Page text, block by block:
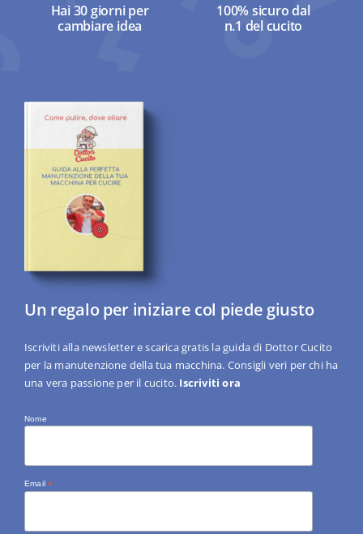
Hai 30 giorni per
cambiare idea
100% sicuro dal
n.1 del cucito
Un regalo per iniziare col piede giusto
Iscriviti alla newsletter e scarica gratis la guida di Dottor Cucito
per la manutenzione della tua macchina. Consigli veri per chi ha
una vera passione per il cucito. Iscriviti ora
Nome
Email*